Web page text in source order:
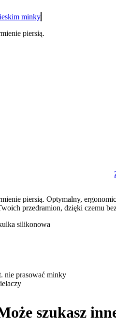
piersią.
piersią. Optymalny,
przedramion, dzięki czemu
silikonowa
nie prasować minky
szukasz